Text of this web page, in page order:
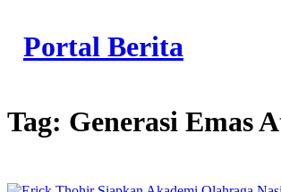
content
Portal Berita
Tag: Generasi Emas